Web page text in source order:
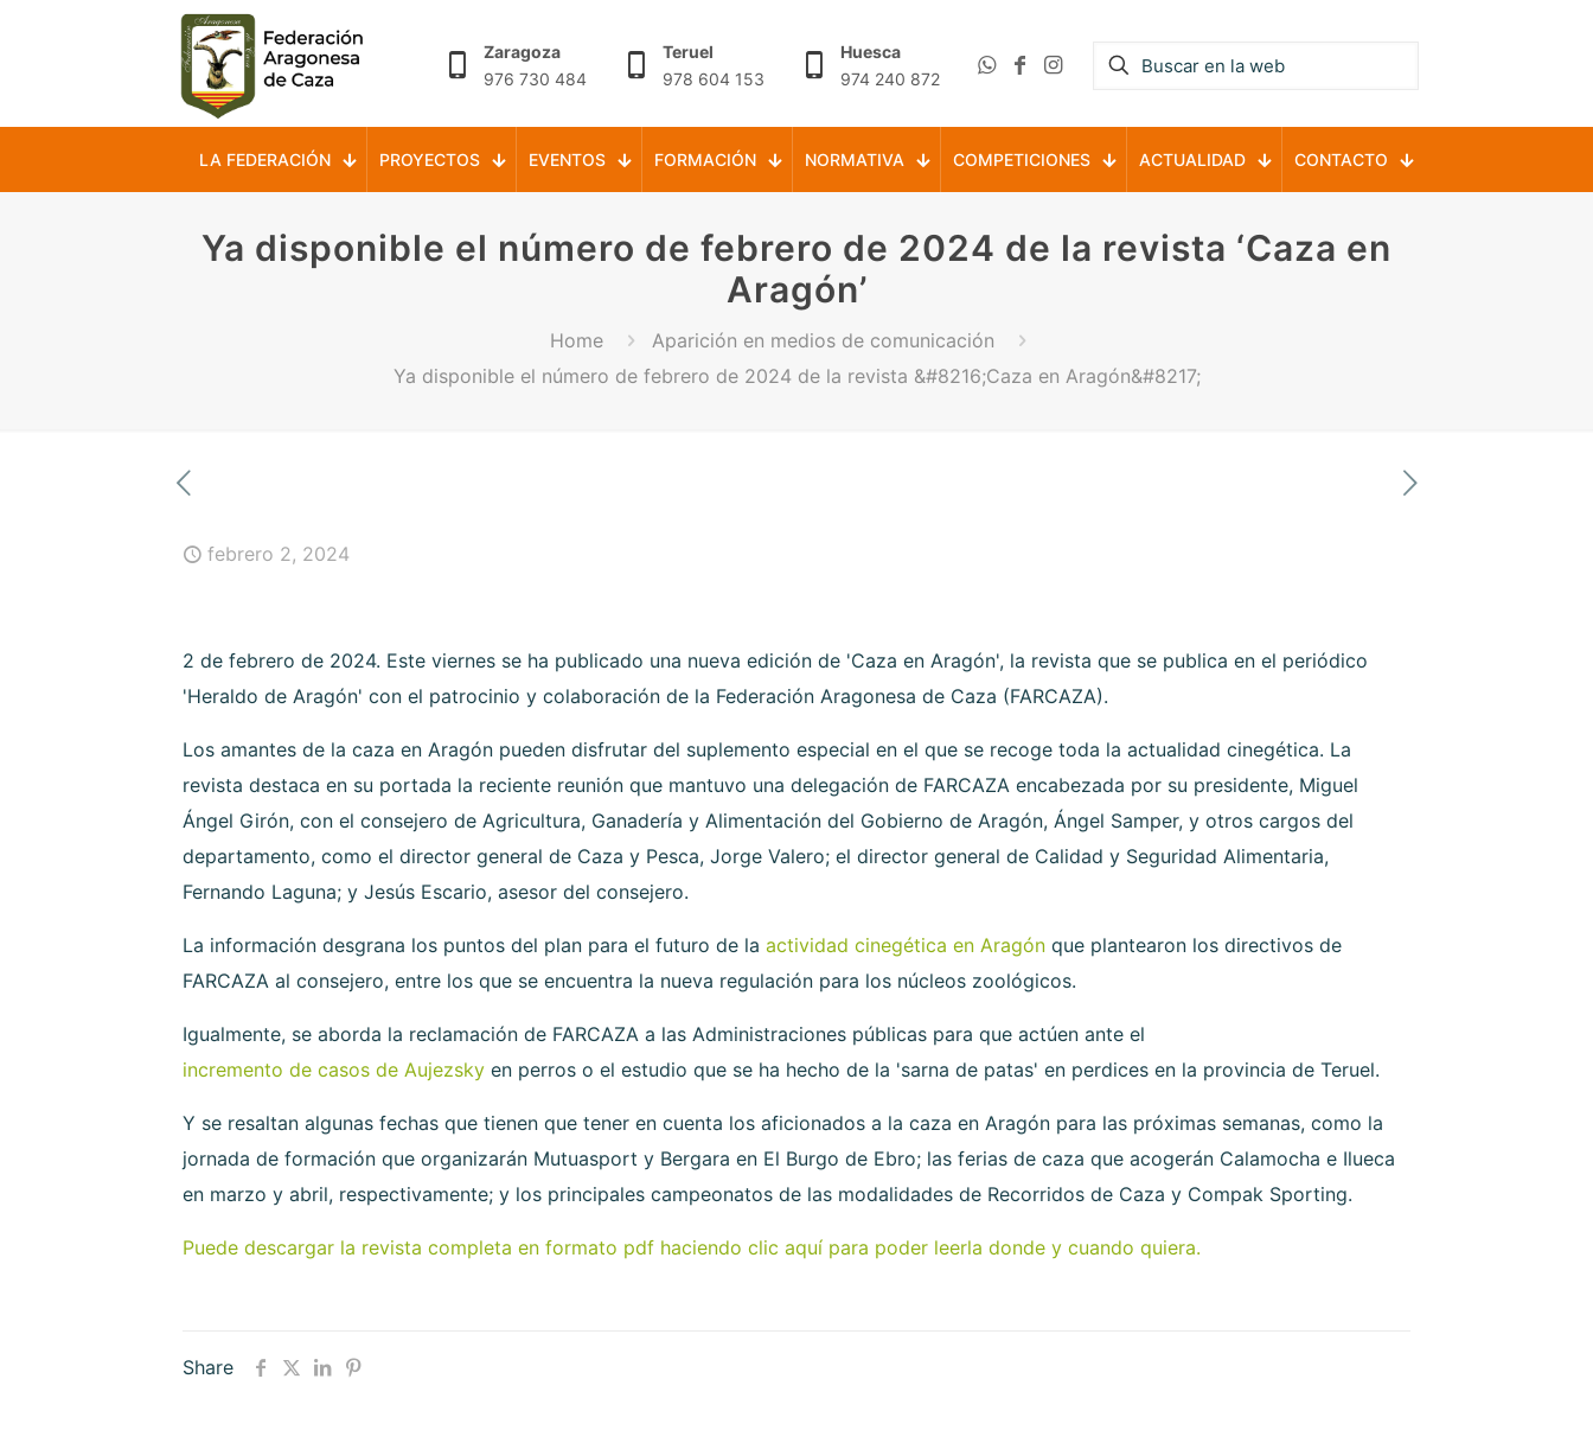
Zaragoza
976 730 484
Teruel
978 604 153
Huesca
974 240 872
LA FEDERACIÓN PROYECTOS EVENTOS FORMACIÓN NORMATIVA COMPETICIONES ACTUALIDAD CONTACTO
Ya disponible el número de febrero de 2024 de la revista ‘Caza en
Aragón’
Home
Aparición en medios de comunicación
Ya disponible el número de febrero de 2024 de la revista &#8216;Caza en Aragón&#8217;
febrero 2, 2024
2 de febrero de 2024. Este viernes se ha publicado una nueva edición de 'Caza en Aragón', la revista que se publica en el periódico
'Heraldo de Aragón' con el patrocinio y colaboración de la Federación Aragonesa de Caza (FARCAZA).
Los amantes de la caza en Aragón pueden disfrutar del suplemento especial en el que se recoge toda la actualidad cinegética. La
revista destaca en su portada la reciente reunión que mantuvo una delegación de FARCAZA encabezada por su presidente, Miguel
Ángel Girón, con el consejero de Agricultura, Ganadería y Alimentación del Gobierno de Aragón, Ángel Samper, y otros cargos del
departamento, como el director general de Caza y Pesca, Jorge Valero; el director general de Calidad y Seguridad Alimentaria,
Fernando Laguna; y Jesús Escario, asesor del consejero.
La información desgrana los puntos del plan para el futuro de la actividad cinegética en Aragón que plantearon los directivos de
FARCAZA al consejero, entre los que se encuentra la nueva regulación para los núcleos zoológicos.
Igualmente, se aborda la reclamación de FARCAZA a las Administraciones públicas para que actúen ante el
incremento de casos de Aujezsky en perros o el estudio que se ha hecho de la 'sarna de patas' en perdices en la provincia de Teruel.
Y se resaltan algunas fechas que tienen que tener en cuenta los aficionados a la caza en Aragón para las próximas semanas, como la
jornada de formación que organizarán Mutuasport y Bergara en El Burgo de Ebro; las ferias de caza que acogerán Calamocha e Ilueca
en marzo y abril, respectivamente; y los principales campeonatos de las modalidades de Recorridos de Caza y Compak Sporting.
Puede descargar la revista completa en formato pdf haciendo clic aquí para poder leerla donde y cuando quiera.
Share